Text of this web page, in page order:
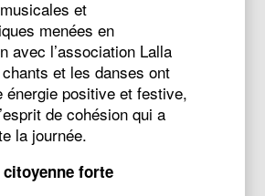
et
menées en
avec l’association Lalla
et les danses ont
énergie positive et festive,
de cohésion qui a
la journée.
forte